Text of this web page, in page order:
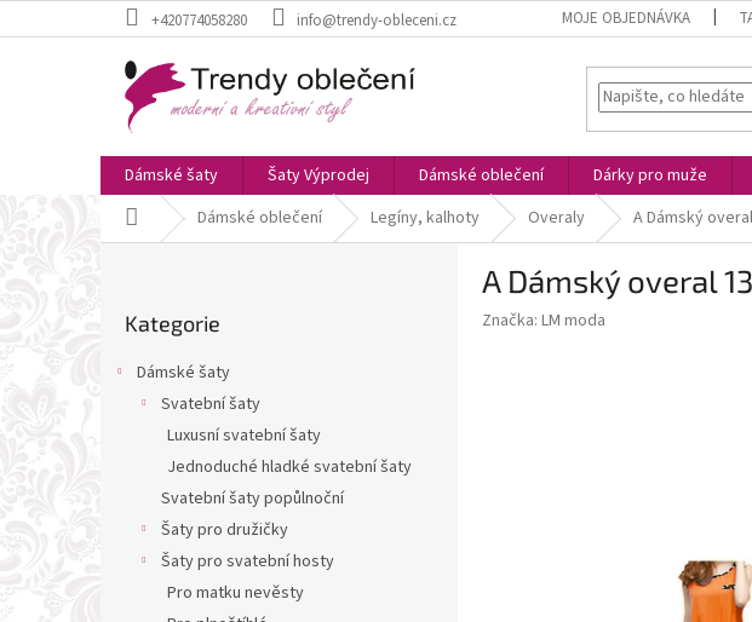
na
+420774058280 info@trendy-obleceni.cz MOJE OBJEDNÁVKA
Dámské šaty Šaty Výprodej Dámské oblečení Dárky pro muže
Domů Dámské oblečení Legíny, kalhoty Overaly A Dámský
kategorie
Kategorie
Dámské šaty
Svatební šaty
Luxusní svatební šaty
Jednoduché hladké svatební šaty
Svatební šaty popůlnoční
Šaty pro družičky
Šaty pro svatební hosty
Pro matku nevěsty
A Dámský overal
Značka: LM moda